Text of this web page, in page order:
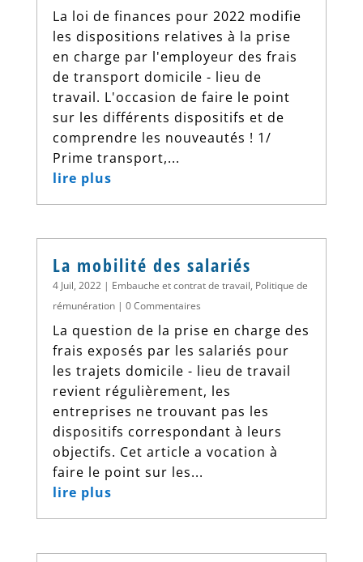
La loi de finances pour 2022 modifie
les dispositions relatives à la prise
en charge par l'employeur des frais
de transport domicile - lieu de
travail. L'occasion de faire le point
sur les différents dispositifs et de
comprendre les nouveautés ! 1/
Prime transport,...
lire plus
La mobilité des salariés
4 Juil, 2022| Embauche et contrat de travail, Politique de
rémunération| 0 Commentaires
La question de la prise en charge des
frais exposés par les salariés pour
les trajets domicile - lieu de travail
revient régulièrement, les
entreprises ne trouvant pas les
dispositifs correspondant à leurs
objectifs. Cet article a vocation à
faire le point sur les...
lire plus